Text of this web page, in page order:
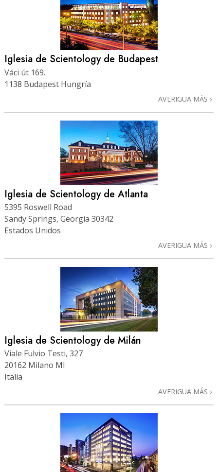
Iglesia de Scientology de Budapest
Váci út 169.
1138 Budapest Hungría
AVERIGUA MÁS
Iglesia de Scientology de Atlanta
5395 Roswell Road
Sandy Springs, Georgia 30342
Estados Unidos
AVERIGUA MÁS
Iglesia de Scientology de Milán
Viale Fulvio Testi, 327
20162 Milano MI
Italia
AVERIGUA MÁS